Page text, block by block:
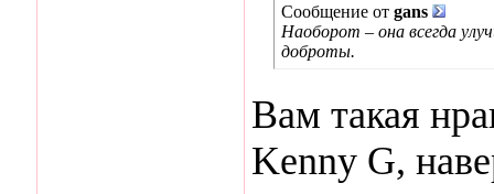
Сообщение от gans
Наоборот – она всегда
доброты.
Вам такая
Kenny G,